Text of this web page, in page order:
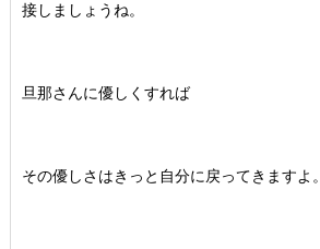
接しましょうね。
旦那さんに優しくすれば
その優しさはきっと自分に戻ってきますよ。